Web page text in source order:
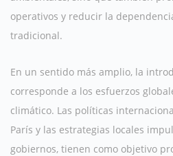
operativos y reducir la
tradicional.
En un sentido más amplio, la
corresponde a los esfuerzos
climático. Las políticas
París y las estrategias locales
gobiernos, tienen como objetivo